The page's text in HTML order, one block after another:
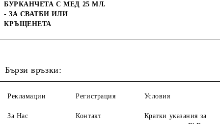
БУРКАНЧЕТА С МЕД 25 МЛ.
- ЗА СВАТБИ ИЛИ
КРЪЩЕНЕТА
Бързи връзки:
Рекламации
За Нас
Регистрация
Контакт
Условия
Кратки указания за